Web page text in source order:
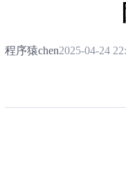
程序猿chen2025-04-24